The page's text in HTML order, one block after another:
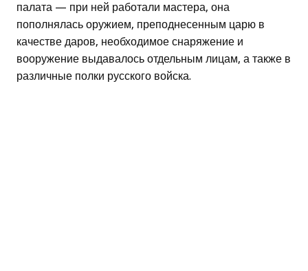
палата — при ней работали мастера, она
пополнялась оружием, преподнесенным царю в
качестве даров, необходимое снаряжение и
вооружение выдавалось отдельным лицам, а также в
различные полки русского войска.